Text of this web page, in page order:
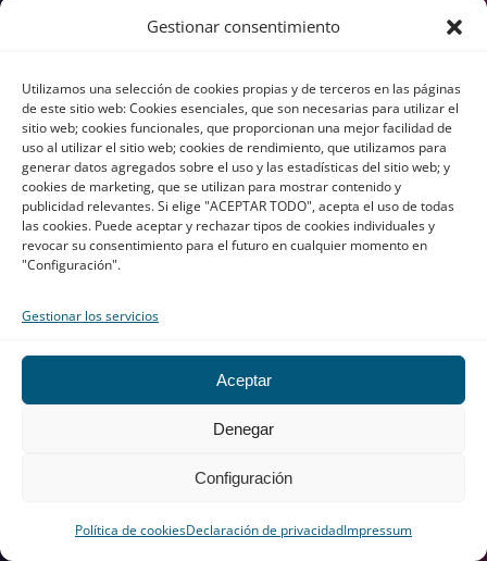
Gestionar consentimiento
Utilizamos una selección de cookies propias y de terceros en las páginas
de este sitio web: Cookies esenciales, que son necesarias para utilizar el
sitio web; cookies funcionales, que proporcionan una mejor facilidad de
uso al utilizar el sitio web; cookies de rendimiento, que utilizamos para
generar datos agregados sobre el uso y las estadísticas del sitio web; y
cookies de marketing, que se utilizan para mostrar contenido y
publicidad relevantes. Si elige "ACEPTAR TODO", acepta el uso de todas
las cookies. Puede aceptar y rechazar tipos de cookies individuales y
revocar su consentimiento para el futuro en cualquier momento en
"Configuración".
Gestionar los servicios
Aceptar
Denegar
Configuración
Política de cookiesDeclaración de privacidadImpressum
Traducción e-learning
Advanced IA
Especialización
Traducción técnica
Traducción médica
Traducción jurídica
Marketing
SEM